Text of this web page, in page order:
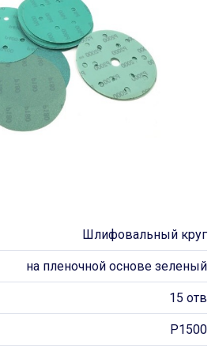
Шлифовальный круг
на пленочной основе зеленый
15 отв
P1500